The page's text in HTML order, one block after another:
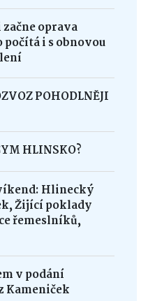
oprava
i s obnovou
POHODLNĚJI
HLINSKO?
Hlinecký
Žijící poklady
řemeslníků,
v podání
Kameniček